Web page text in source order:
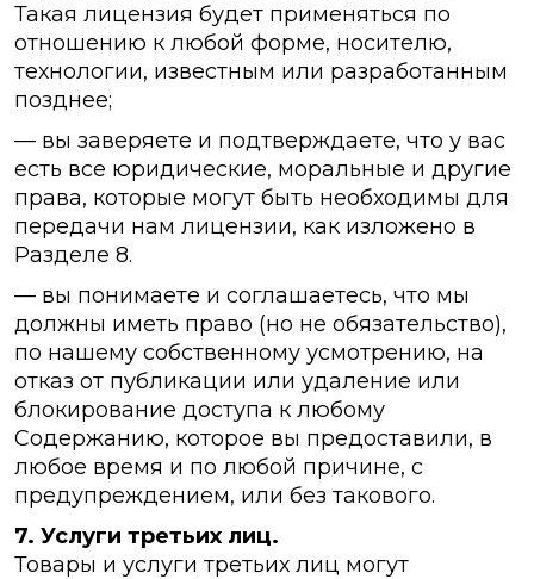
Такая лицензия будет применяться по
отношению к любой форме, носителю,
технологии, известным или разработанным
позднее;
— вы заверяете и подтверждаете, что у вас
есть все юридические, моральные и другие
права, которые могут быть необходимы для
передачи нам лицензии, как изложено в
Разделе 8.
— вы понимаете и соглашаетесь, что мы
должны иметь право (но не обязательство),
по нашему собственному усмотрению, на
отказ от публикации или удаление или
блокирование доступа к любому
Содержанию, которое вы предоставили, в
любое время и по любой причине, с
предупреждением, или без такового.
7. Услуги третьих лиц.
Товары и услуги третьих лиц могут